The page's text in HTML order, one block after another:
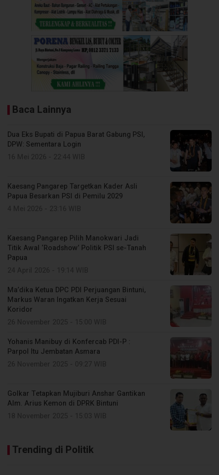
Baca Lainnya
Dua Eks Bupati di Papua Barat Gabung PSI,
DPW: Sementara Login
Kaesang Pangarep Targetkan Kader Asli
Papua Besarkan PSI di Pemilu 2029
Kaesang Pangarep Pilih Manokwari Jadi
Titik Awal ‘Roadshow’ Politik PSI se-Tanah
Papua
Ma’dika Ketua DPC PDI Perjuangan Bintuni,
Markus Waran Ingatkan Kerja Sesuai
Koridor
Yohanis Manibuy di Konfercab PDI-P :
Parpol Itu Jembatan Asmara
Golkar Tetapkan Mujiburi Anshar Gantikan
Alm. Arius Kemon di DPRK Bintuni
Trending di Politik